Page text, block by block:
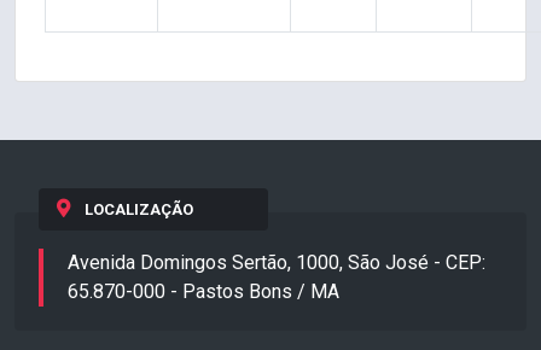
LOCALIZAÇÃO
Avenida Domingos Sertão, 1000, São José - CEP:
65.870-000 - Pastos Bons / MA